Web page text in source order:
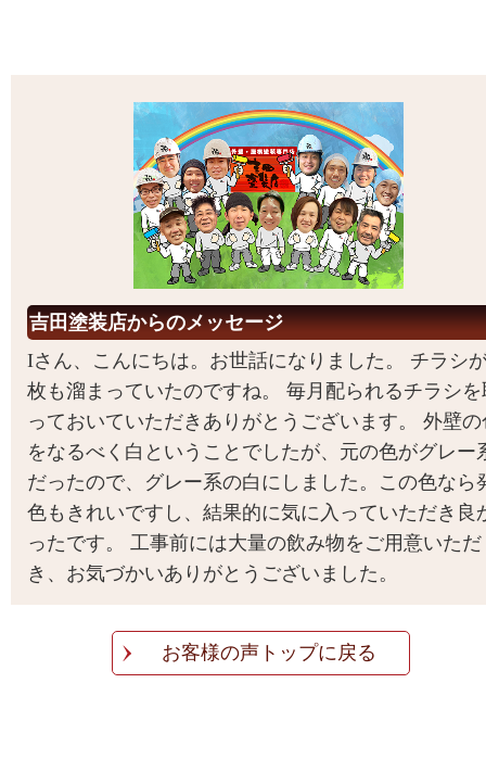
吉田塗装店からのメッセージ
Iさん、こんにちは。お世話になりました。 チラシ
枚も溜まっていたのですね。 毎月配られるチラシを
っておいていただきありがとうございます。 外壁の
をなるべく白ということでしたが、元の色がグレー
だったので、グレー系の白にしました。この色なら
色もきれいですし、結果的に気に入っていただき良
ったです。 工事前には大量の飲み物をご用意いただ
き、お気づかいありがとうございました。
お客様の声トップに戻る